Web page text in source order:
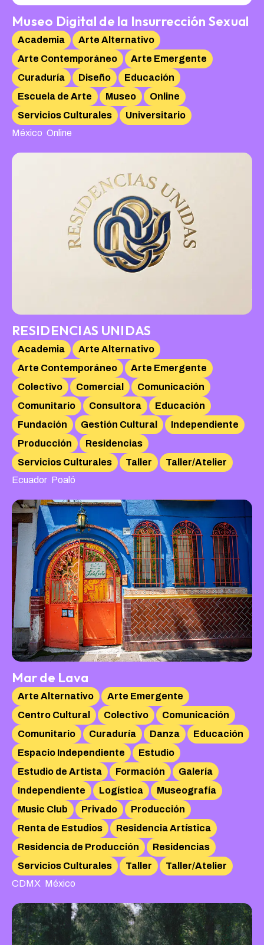
Museo Digital de la Insurrección Sexual
Academia
Arte Alternativo
Arte Contemporáneo
Arte Emergente
Curaduría
Diseño
Educación
Escuela de Arte
Museo
Online
Servicios Culturales
Universitario
México Online
RESIDENCIAS UNIDAS
Academia
Arte Alternativo
Arte Contemporáneo
Arte Emergente
Colectivo
Comercial
Comunicación
Comunitario
Consultora
Educación
Fundación
Gestión Cultural
Independiente
Producción
Residencias
Servicios Culturales
Taller
Taller/Atelier
Ecuador Poaló
Mar de Lava
Arte Alternativo
Arte Emergente
Centro Cultural
Colectivo
Comunicación
Comunitario
Curaduría Danza
Educación
Espacio Independiente
Estudio
Estudio de Artista
Formación
Galería
Independiente
Logística
Museografía
Music Club
Privado
Producción
Renta de Estudios
Residencia Artística
Residencia de Producción
Residencias
Servicios Culturales
Taller
Taller/Atelier
CDMX México